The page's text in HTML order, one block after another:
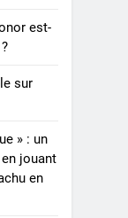
est-
sur
» : un
jouant
en